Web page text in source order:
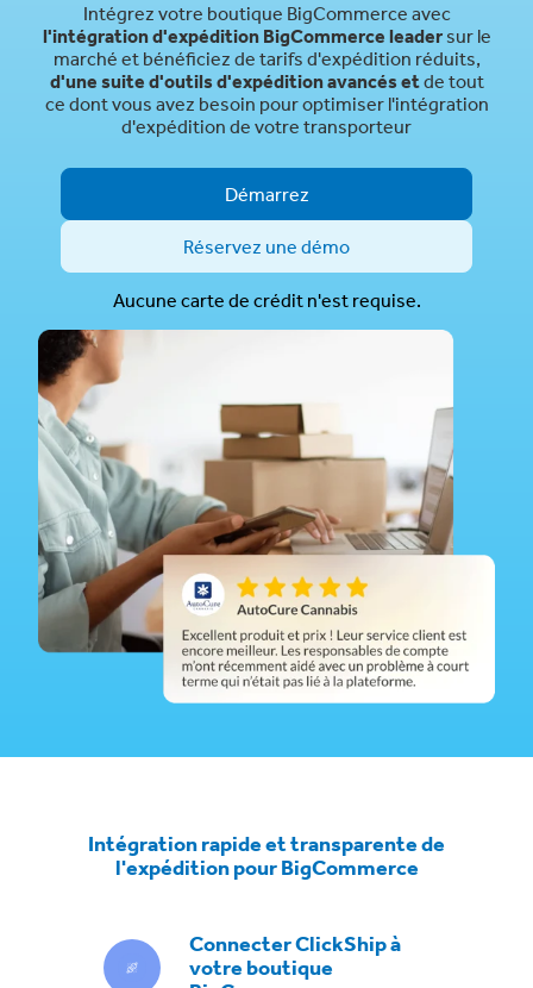
Intégrez votre boutique BigCommerce avec
l'intégration d'expédition BigCommerce leadersur le
marché et bénéficiez de tarifs d'expédition réduits,
d'une suite d'outils d'expédition avancés etde tout
ce dont vous avez besoin pour optimiser l'intégration
d'expédition de votre transporteur
Démarrez
Réservez une démo
Aucune carte de crédit n'est requise.
Intégration rapide et transparente de
l'expédition pour BigCommerce
Connecter ClickShip à
votre boutique